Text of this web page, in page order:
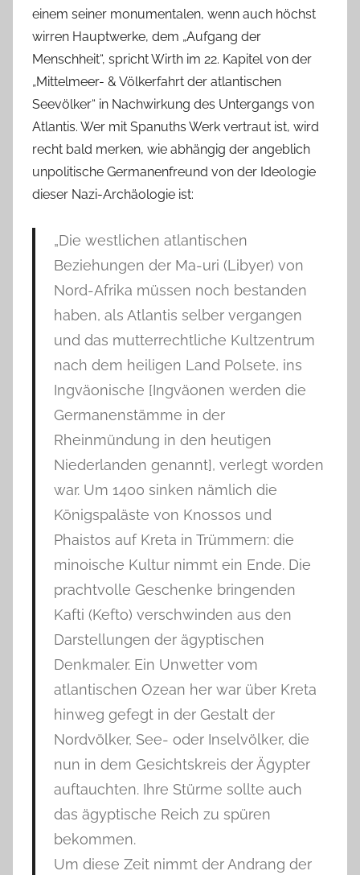
einem seiner monumentalen, wenn auch höchst
wirren Hauptwerke, dem „Aufgang der
Menschheit“, spricht Wirth im 22. Kapitel von der
„Mittelmeer- & Völkerfahrt der atlantischen
Seevölker“ in Nachwirkung des Untergangs von
Atlantis. Wer mit Spanuths Werk vertraut ist, wird
recht bald merken, wie abhängig der angeblich
unpolitische Germanenfreund von der Ideologie
dieser Nazi-Archäologie ist:
„Die westlichen atlantischen
Beziehungen der Ma-uri (Libyer) von
Nord-Afrika müssen noch bestanden
haben, als Atlantis selber vergangen
und das mutterrechtliche Kultzentrum
nach dem heiligen Land Polsete, ins
Ingväonische [Ingväonen werden die
Germanenstämme in der
Rheinmündung in den heutigen
Niederlanden genannt], verlegt worden
war. Um 1400 sinken nämlich die
Königspaläste von Knossos und
Phaistos auf Kreta in Trümmern: die
minoische Kultur nimmt ein Ende. Die
prachtvolle Geschenke bringenden
Kafti (Kefto) verschwinden aus den
Darstellungen der ägyptischen
Denkmaler. Ein Unwetter vom
atlantischen Ozean her war über Kreta
hinweg gefegt in der Gestalt der
Nordvölker, See- oder Inselvölker, die
nun in dem Gesichtskreis der Ägypter
auftauchten. Ihre Stürme sollte auch
das ägyptische Reich zu spüren
bekommen.
Um diese Zeit nimmt der Andrang der